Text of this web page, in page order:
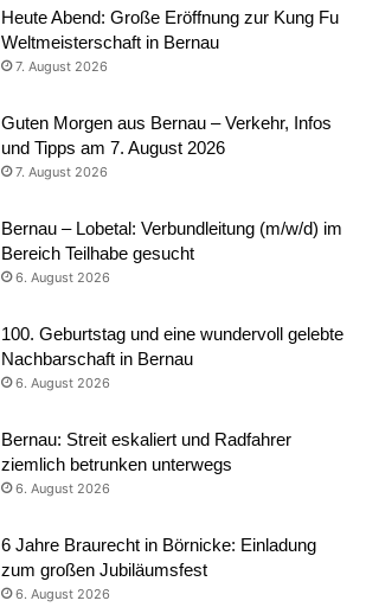
Heute Abend: Große Eröffnung zur Kung Fu
Weltmeisterschaft in Bernau
7. August 2026
Guten Morgen aus Bernau – Verkehr, Infos
und Tipps am 7. August 2026
7. August 2026
Bernau – Lobetal: Verbundleitung (m/w/d) im
Bereich Teilhabe gesucht
6. August 2026
100. Geburtstag und eine wundervoll gelebte
Nachbarschaft in Bernau
6. August 2026
Bernau: Streit eskaliert und Radfahrer
ziemlich betrunken unterwegs
6. August 2026
6 Jahre Braurecht in Börnicke: Einladung
zum großen Jubiläumsfest
6. August 2026